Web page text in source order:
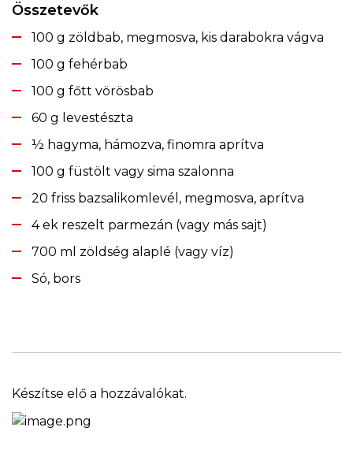
Összetevők
100 g zöldbab, megmosva, kis darabokra vágva
100 g fehérbab
100 g főtt vörösbab
60 g levestészta
½ hagyma, hámozva, finomra aprítva
100 g füstölt vagy sima szalonna
20 friss bazsalikomlevél, megmosva, aprítva
4 ek reszelt parmezán (vagy más sajt)
700 ml zöldség alaplé (vagy víz)
Só, bors
Készítse elő a hozzávalókat.